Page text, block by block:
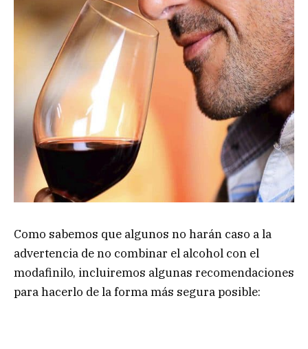
Como sabemos que algunos no harán caso a la
advertencia de no combinar el alcohol con el
modafinilo, incluiremos algunas recomendaciones
para hacerlo de la forma más segura posible: